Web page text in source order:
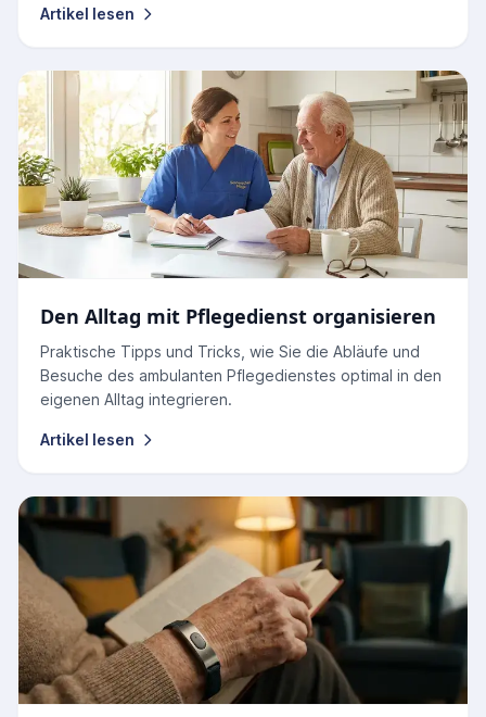
Artikel lesen
Den Alltag mit Pflegedienst organisieren
Praktische Tipps und Tricks, wie Sie die Abläufe und
Besuche des ambulanten Pflegedienstes optimal in den
eigenen Alltag integrieren.
Artikel lesen